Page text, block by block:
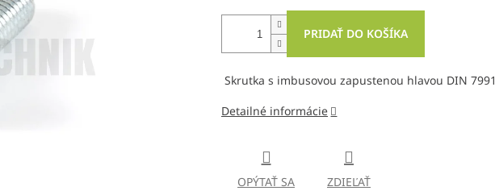
PRIDAŤ DO KOŠÍKA
Skrutka s imbusovou zapustenou hlavou DIN 7991
Detailné informácie
OPÝTAŤ SA ZDIEĽAŤ